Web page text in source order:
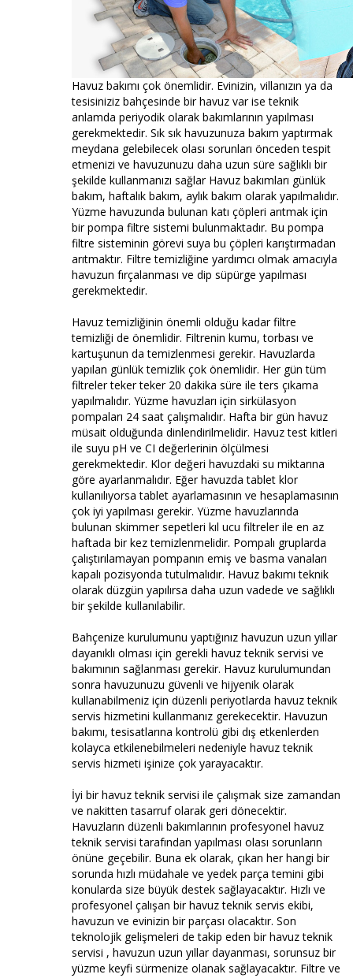
Havuz bakımı çok önemlidir. Evinizin, villanızın ya da
tesisiniziz bahçesinde bir havuz var ise teknik
anlamda periyodik olarak bakımlarının yapılması
gerekmektedir. Sık sık havuzunuza bakım yaptırmak
meydana gelebilecek olası sorunları önceden tespit
etmenizi ve havuzunuzu daha uzun süre sağlıklı bir
şekilde kullanmanızı sağlar Havuz bakımları günlük
bakım, haftalık bakım, aylık bakım olarak yapılmalıdır.
Yüzme havuzunda bulunan katı çöpleri arıtmak için
bir pompa filtre sistemi bulunmaktadır. Bu pompa
filtre sisteminin görevi suya bu çöpleri karıştırmadan
arıtmaktır. Filtre temizliğine yardımcı olmak amacıyla
havuzun fırçalanması ve dip süpürge yapılması
gerekmektedir.
Havuz temizliğinin önemli olduğu kadar filtre
temizliği de önemlidir. Filtrenin kumu, torbası ve
kartuşunun da temizlenmesi gerekir. Havuzlarda
yapılan günlük temizlik çok önemlidir. Her gün tüm
filtreler teker teker 20 dakika süre ile ters çıkama
yapılmalıdır. Yüzme havuzları için sirkülasyon
pompaları 24 saat çalışmalıdır. Hafta bir gün havuz
müsait olduğunda dinlendirilmelidir. Havuz test kitleri
ile suyu pH ve CI değerlerinin ölçülmesi
gerekmektedir. Klor değeri havuzdaki su miktarına
göre ayarlanmalıdır. Eğer havuzda tablet klor
kullanılıyorsa tablet ayarlamasının ve hesaplamasının
çok iyi yapılması gerekir. Yüzme havuzlarında
bulunan skimmer sepetleri kıl ucu filtreler ile en az
haftada bir kez temizlenmelidir. Pompalı gruplarda
çalıştırılamayan pompanın emiş ve basma vanaları
kapalı pozisyonda tutulmalıdır. Havuz bakımı teknik
olarak düzgün yapılırsa daha uzun vadede ve sağlıklı
bir şekilde kullanılabilir.
Bahçenize kurulumunu yaptığınız havuzun uzun yıllar
dayanıklı olması için gerekli havuz teknik servisi ve
bakımının sağlanması gerekir. Havuz kurulumundan
sonra havuzunuzu güvenli ve hijyenik olarak
kullanabilmeniz için düzenli periyotlarda havuz teknik
servis hizmetini kullanmanız gerekecektir. Havuzun
bakımı, tesisatlarına kontrolü gibi dış etkenlerden
kolayca etkilenebilmeleri nedeniyle havuz teknik
servis hizmeti işinize çok yarayacaktır.
İyi bir havuz teknik servisi ile çalışmak size zamandan
ve nakitten tasarruf olarak geri dönecektir.
Havuzların düzenli bakımlarının profesyonel havuz
teknik servisi tarafından yapılması olası sorunların
önüne geçebilir. Buna ek olarak, çıkan her hangi bir
sorunda hızlı müdahale ve yedek parça temini gibi
konularda size büyük destek sağlayacaktır. Hızlı ve
profesyonel çalışan bir havuz teknik servis ekibi,
havuzun ve evinizin bir parçası olacaktır. Son
teknolojik gelişmeleri de takip eden bir havuz teknik
servisi , havuzun uzun yıllar dayanması, sorunsuz bir
yüzme keyfi sürmenize olanak sağlayacaktır. Filtre ve